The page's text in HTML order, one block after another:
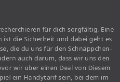
für dich sorgfältig. Eine
die Sicherheit und dabei geht es
die du uns für den Schnäppchen-
auch darum, dass wir uns den
wir über einen Deal von Diesem
ein Handytarif sein, bei dem im